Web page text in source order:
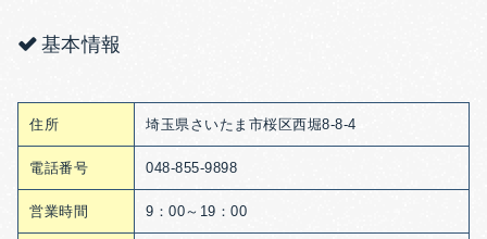
基本情報
住所 埼玉県さいたま市桜区西堀8-8-4
電話番号 048-855-9898
営業時間 9：00～19：00